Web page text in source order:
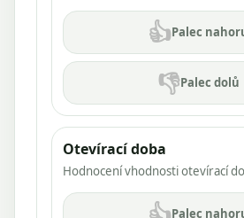
👍Palec
👎Palec dolů
Otevírací doba
Hodnocení vhodnosti otevírací
Palec